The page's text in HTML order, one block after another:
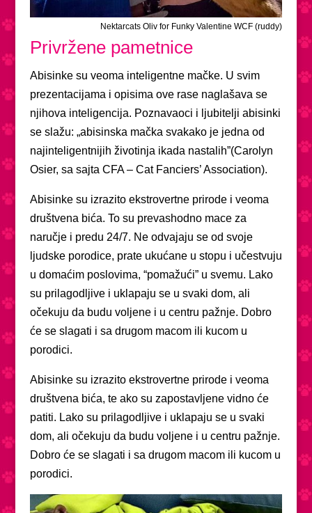
Nektarcats Oliv for Funky Valentine WCF (ruddy)
Privržene pametnice
Abisinke su veoma inteligentne mačke. U svim
prezentacijama i opisima ove rase naglašava se
njihova inteligencija. Poznavaoci i ljubitelji abisinki
se slažu: „abisinska mačka svakako je jedna od
najinteligentnijih životinja ikada nastalih”(Carolyn
Osier, sa sajta CFA – Cat Fanciers’ Association).
Abisinke su izrazito ekstrovertne prirode i veoma
društvena bića. To su prevashodno mace za
naručje i predu 24/7. Ne odvajaju se od svoje
ljudske porodice, prate ukućane u stopu i učestvuju
u domaćim poslovima, “pomažući” u svemu. Lako
su prilagodljive i uklapaju se u svaki dom, ali
očekuju da budu voljene i u centru pažnje. Dobro
će se slagati i sa drugom macom ili kucom u
porodici.
Abisinke su izrazito ekstrovertne prirode i veoma
društvena bića, te ako su zapostavljene vidno će
patiti. Lako su prilagodljive i uklapaju se u svaki
dom, ali očekuju da budu voljene i u centru pažnje.
Dobro će se slagati i sa drugom macom ili kucom u
porodici.